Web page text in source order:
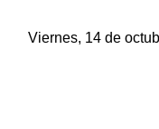
Viernes, 14 de